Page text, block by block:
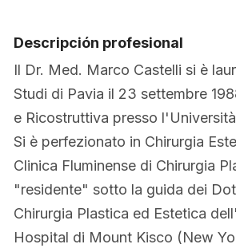
Descripción profesional
Il Dr. Med. Marco Castelli si è
Studi di Pavia il 23 settembre
e Ricostruttiva presso
Si è perfezionato in Chirurgia
Clinica Fluminense di Chirurgia
"residente" sotto la guida dei
Chirurgia Plastica ed Estetica
Hospital di Mount Kisco (New